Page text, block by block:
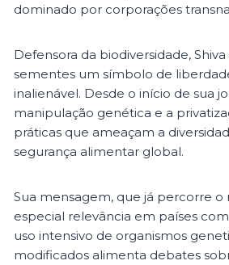
dominado por corporações
Defensora da biodiversidade,
sementes um símbolo de
inalienável. Desde o início de sua
manipulação genética e a
práticas que ameaçam a
segurança alimentar global.
Sua mensagem, que já percorre o
especial relevância em países
uso intensivo de organismos
modificados alimenta debates